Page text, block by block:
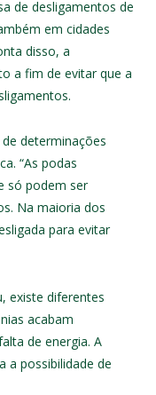
de desligamentos de
em cidades
disso, a
a fim de evitar que a
determinações
“As podas
só podem ser
Na maioria dos
para evitar
existe diferentes
acabam
de energia. A
a possibilidade de